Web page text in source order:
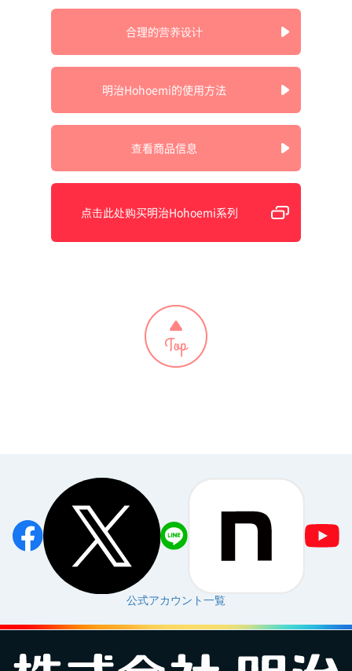
合理的营养设计
明治Hohoemi的使用方法
查看商品信息
点击此处购买明治Hohoemi系列
公式アカウント一覧